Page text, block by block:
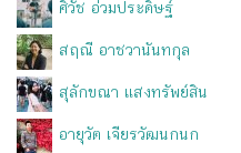
ศิวัช อ่วมประดิษฐ์
สฤณี อาชวานันทกุล
สุลักขณา แสงทรัพย์สิน
อายุวัต เจียรวัฒนกนก